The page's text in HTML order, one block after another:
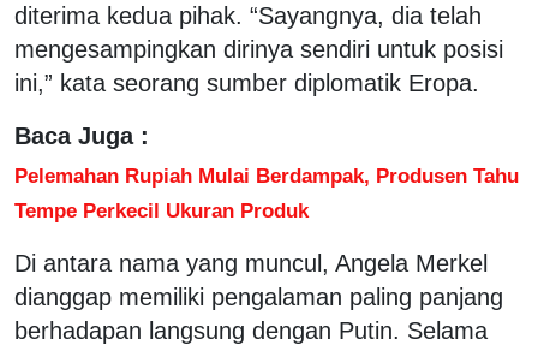
diterima kedua pihak. “Sayangnya, dia telah
mengesampingkan dirinya sendiri untuk posisi
ini,” kata seorang sumber diplomatik Eropa.
Baca Juga :
Pelemahan Rupiah Mulai Berdampak, Produsen Tahu
Tempe Perkecil Ukuran Produk
Di antara nama yang muncul, Angela Merkel
dianggap memiliki pengalaman paling panjang
berhadapan langsung dengan Putin. Selama